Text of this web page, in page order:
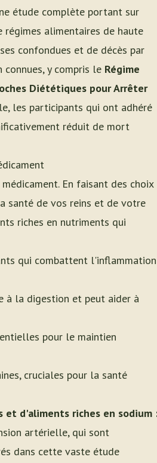
étude complète portant sur
alimentaires de haute
confondues et de décès par
y compris le Régime
Diététiques pour Arrêter
les participants qui ont adhéré
réduit de mort
En faisant des choix
santé de vos reins et de votre
riches en nutriments qui
qui combattent l'inflammation
à la digestion et peut aider à
pour le maintien
cruciales pour la santé
et d'aliments riches en sodium
artérielle, qui sont
dans cette vaste étude